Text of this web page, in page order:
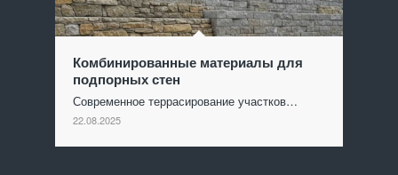
Комбинированные материалы для
подпорных стен
Современное террасирование участков…
22.08.2025